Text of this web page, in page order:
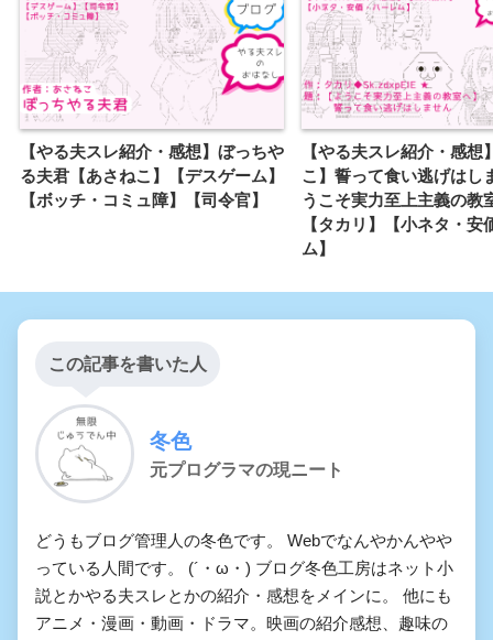
【やる夫スレ紹介・感想】ぼっちや
る夫君【あさねこ】【デスゲーム】
【ボッチ・コミュ障】【司令官】
【やる夫スレ紹介・感想
こ】誓って食い逃げはし
うこそ実力至上主義の教
【タカリ】【小ネタ・安
ム】
この記事を書いた人
冬色
元プログラマの現ニート
どうもブログ管理人の冬色です。 Webでなんやかんやや
っている人間です。 (´・ω・) ブログ冬色工房はネット小
説とかやる夫スレとかの紹介・感想をメインに。 他にも
アニメ・漫画・動画・ドラマ。映画の紹介感想、趣味の